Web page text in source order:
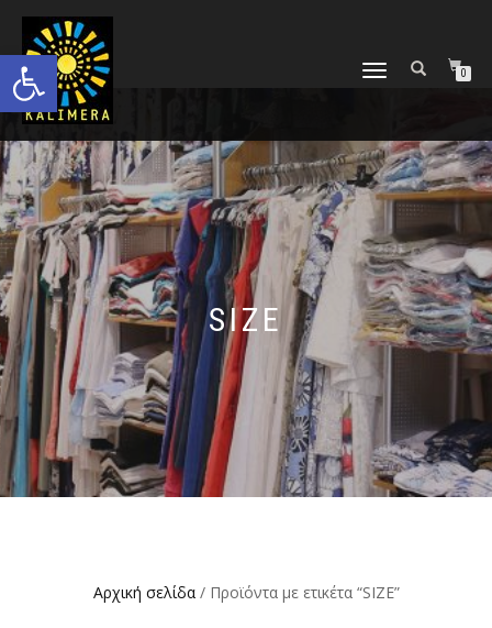
Ανοίξτε τη γραμμή εργαλείων
ΕΝΑΛΛΑΓΉ
0
SIZE
Αρχική σελίδα/ Προϊόντα με ετικέτα “SIZE”